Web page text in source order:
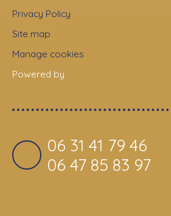
Privacy Policy
Site map
Manage cookies
Powered by
06 31 41 79 46
06 47 85 83 97